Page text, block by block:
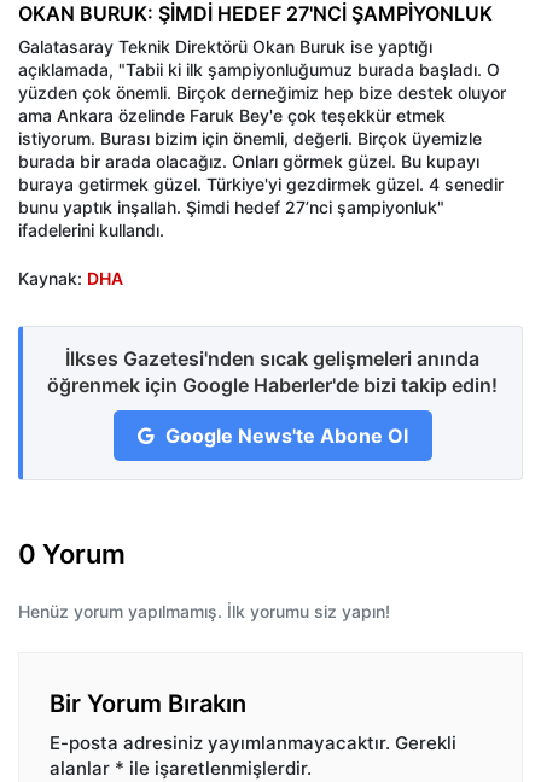
OKAN BURUK: ŞİMDİ HEDEF 27'NCİ ŞAMPİYONLUK
Galatasaray Teknik Direktörü Okan Buruk ise yaptığı
açıklamada, "Tabii ki ilk şampiyonluğumuz burada başladı. O
yüzden çok önemli. Birçok derneğimiz hep bize destek oluyor
ama Ankara özelinde Faruk Bey'e çok teşekkür etmek
istiyorum. Burası bizim için önemli, değerli. Birçok üyemizle
burada bir arada olacağız. Onları görmek güzel. Bu kupayı
buraya getirmek güzel. Türkiye'yi gezdirmek güzel. 4 senedir
bunu yaptık inşallah. Şimdi hedef 27’nci şampiyonluk"
ifadelerini kullandı.
Kaynak: DHA
İlkses Gazetesi'nden sıcak gelişmeleri anında
öğrenmek için Google Haberler'de bizi takip edin!
Google News'te Abone Ol
0 Yorum
Henüz yorum yapılmamış. İlk yorumu siz yapın!
Bir Yorum Bırakın
E-posta adresiniz yayımlanmayacaktır. Gerekli
alanlar * ile işaretlenmişlerdir.